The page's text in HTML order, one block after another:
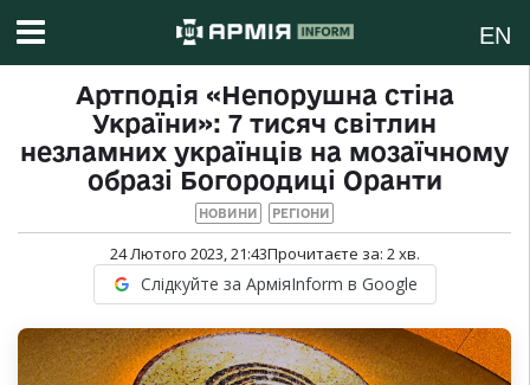
EN
Артподія «Непорушна стіна
України»: 7 тисяч світлин
незламних українців на мозаїчному
образі Богородиці Оранти
НОВИНИ РЕГІОНИ
24 Лютого 2023, 21:43Прочитаєте за: 2хв.
Слідкуйте за АрміяInform в Google